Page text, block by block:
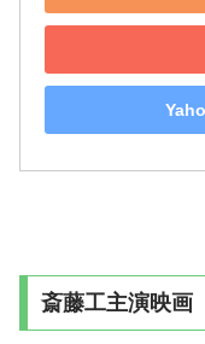
斎藤工主演映画